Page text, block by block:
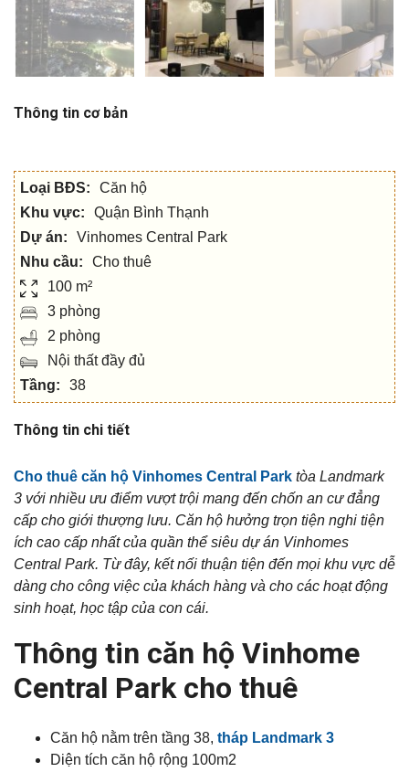
Thông tin cơ bản
Loại BĐS:
Căn hộ
Khu vực:
Quận Bình Thạnh
Dự án:
Vinhomes Central Park
Nhu cầu:
Cho thuê
100 m²
3 phòng
2 phòng
Nội thất đầy đủ
Tầng:
38
Thông tin chi tiết
Cho thuê căn hộ Vinhomes Central Park tòa Landmark
3 với nhiều ưu điểm vượt trội mang đến chốn an cư đẳng
cấp cho giới thượng lưu. Căn hộ hưởng trọn tiện nghi tiện
ích cao cấp nhất của quần thể siêu dự án Vinhomes
Central Park. Từ đây, kết nối thuận tiện đến mọi khu vực dễ
dàng cho công việc của khách hàng và cho các hoạt động
sinh hoạt, học tập của con cái.
Thông tin căn hộ Vinhome
Central Park cho thuê
Căn hộ nằm trên tầng 38, tháp Landmark 3
Diện tích căn hộ rộng 100m2